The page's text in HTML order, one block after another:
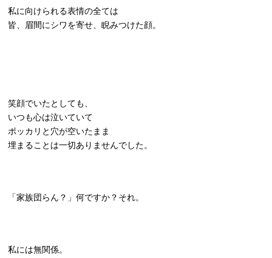
私に向けられる表情の全ては
皆、眉間にシワを寄せ、睨みつけた顔。
笑顔でいたとしても、
いつも心は泣いていて
ポッカリと穴が空いたまま
埋まることは一切ありませんでした。
「家族団らん？」何ですか？それ。
私には無関係。